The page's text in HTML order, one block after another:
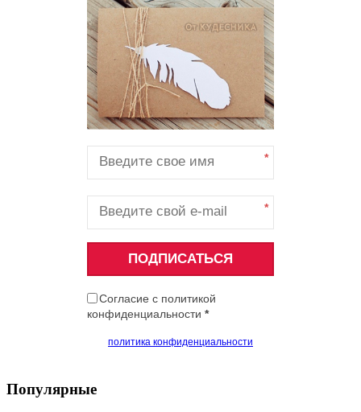
*
*
ПОДПИСАТЬСЯ
Согласие с политикой
конфиденциальности *
политика конфиденциальности
Популярные